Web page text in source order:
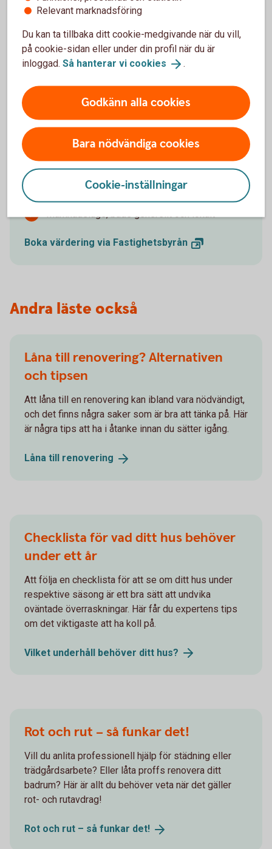
Värdera din bostad
Det finns flera skäl att hålla koll på värdet av din
bostad. Kanske planerar du att sälja, vill hålla dig
uppdaterad om värdet, eller behöver
värderingsinformation för lån. Vid ett möte med våra
mäklare kommer ni prata om:
Värdet på din bostad
Följa ditt värde med Värdebevakaren
Marknadsläge, både generellt och lokalt
Boka värdering via Fastighetsbyrån
Andra läste också
Låna till renovering? Alternativen
och tipsen
Att låna till en renovering kan ibland vara nödvändigt,
och det finns några saker som är bra att tänka på. Här
är några tips att ha i åtanke innan du sätter igång.
Låna till renovering
Checklista för vad ditt hus behöver
under ett år
Att följa en checklista för att se om ditt hus under
respektive säsong är ett bra sätt att undvika
oväntade överraskningar. Här får du expertens tips
om det viktigaste att ha koll på.
Vilket underhåll behöver ditt hus?
Rot och rut – så funkar det!
Vill du anlita professionell hjälp för städning eller
trädgårdsarbete? Eller låta proffs renovera ditt
badrum? Här är allt du behöver veta när det gäller
rot- och rutavdrag!
Rot och rut – så funkar det!
Relevant marknadsföring
Du kan ta tillbaka ditt cookie-medgivande när du vill,
på cookie-sidan eller under din profil när du är
inloggad. Så hanterar vi cookies .
Godkänn alla cookies
Bara nödvändiga cookies
Cookie-inställningar